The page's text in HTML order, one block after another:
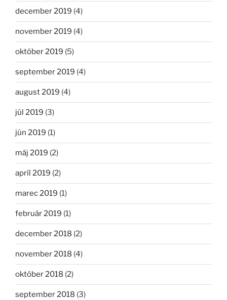
december 2019 (4)
november 2019 (4)
október 2019 (5)
september 2019 (4)
august 2019 (4)
júl 2019 (3)
jún 2019 (1)
máj 2019 (2)
apríl 2019 (2)
marec 2019 (1)
február 2019 (1)
december 2018 (2)
november 2018 (4)
október 2018 (2)
september 2018 (3)